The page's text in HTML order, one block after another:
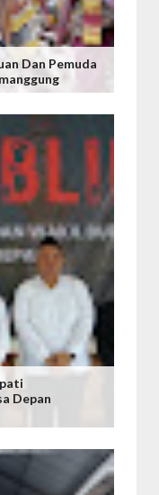
Dan Pemuda
Depan